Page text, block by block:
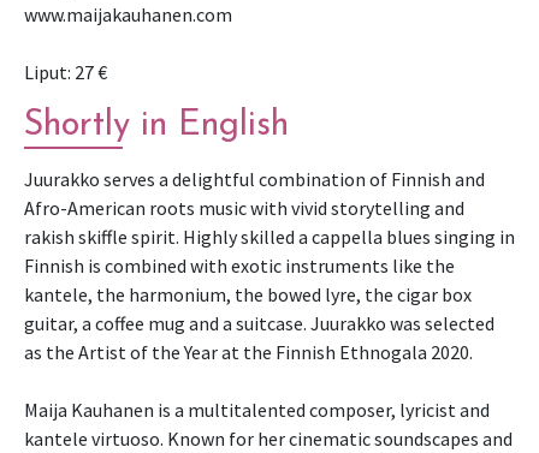
www.maijakauhanen.com
Liput: 27 €
Shortly in English
Juurakko serves a delightful combination of Finnish and
Afro-American roots music with vivid storytelling and
rakish skiffle spirit. Highly skilled a cappella blues singing in
Finnish is combined with exotic instruments like the
kantele, the harmonium, the bowed lyre, the cigar box
guitar, a coffee mug and a suitcase. Juurakko was selected
as the Artist of the Year at the Finnish Ethnogala 2020.
Maija Kauhanen is a multitalented composer, lyricist and
kantele virtuoso. Known for her cinematic soundscapes and